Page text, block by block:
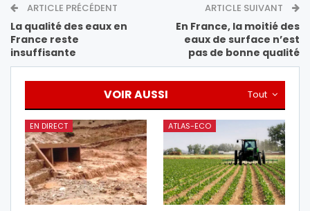
ARTICLE PRÉCÉDENT
La qualité des eaux en
France reste
insuffisante
ARTICLE SUIVANT
En France, la moitié des
eaux de surface n’est
pas de bonne qualité
Tout
VOIR AUSSI
EN DIRECT ATLAS-ECO